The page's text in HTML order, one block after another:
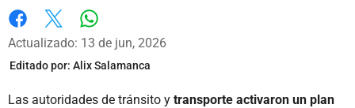
Facebook
X
Actualizado: 13 de jun, 2026
Editado por: Alix Salamanca
Las autoridades de tránsito y transporte activaron un plan